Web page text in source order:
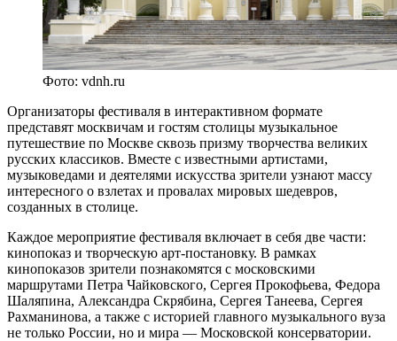
Фото: vdnh.ru
Организаторы фестиваля в интерактивном формате
представят москвичам и гостям столицы музыкальное
путешествие по Москве сквозь призму творчества великих
русских классиков. Вместе с известными артистами,
музыковедами и деятелями искусства зрители узнают массу
интересного о взлетах и провалах мировых шедевров,
созданных в столице.
Каждое мероприятие фестиваля включает в себя две части:
кинопоказ и творческую арт-постановку. В рамках
кинопоказов зрители познакомятся с московскими
маршрутами Петра Чайковского, Сергея Прокофьева, Федора
Шаляпина, Александра Скрябина, Сергея Танеева, Сергея
Рахманинова, а также с историей главного музыкального вуза
не только России, но и мира — Московской консерватории.